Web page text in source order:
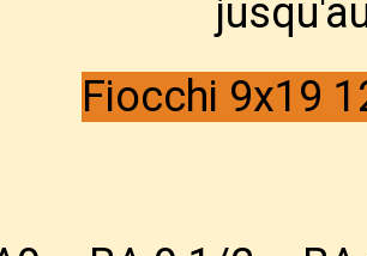
Fiocchi 9x19